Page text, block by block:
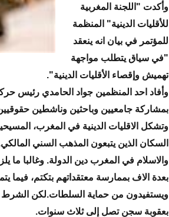
وأكدت "اللجنة المغربية
للأقليات الدينية" المنظمة
للمؤتمر في بيان انه ينعقد
"في سياق يتطلب مواجهة
تهميش وإقصاء الأقليات الدينية".
وأفاد احد المنظمين جواد الحامدي رئيس
بمشاركة جامعيين وباحثين وناشطين حقوقيين
السكان الذين يتبعون المذهب السني
والاسلام في المغرب دين الدولة. وغالبا ما
بعدة الاف بممارسة معتقداتهم بتكتم، فيما
ويستفيدون من حماية السلطات.لكن الشرط هو
بعقوبة سجن تصل إلى ثلاث سنوات.